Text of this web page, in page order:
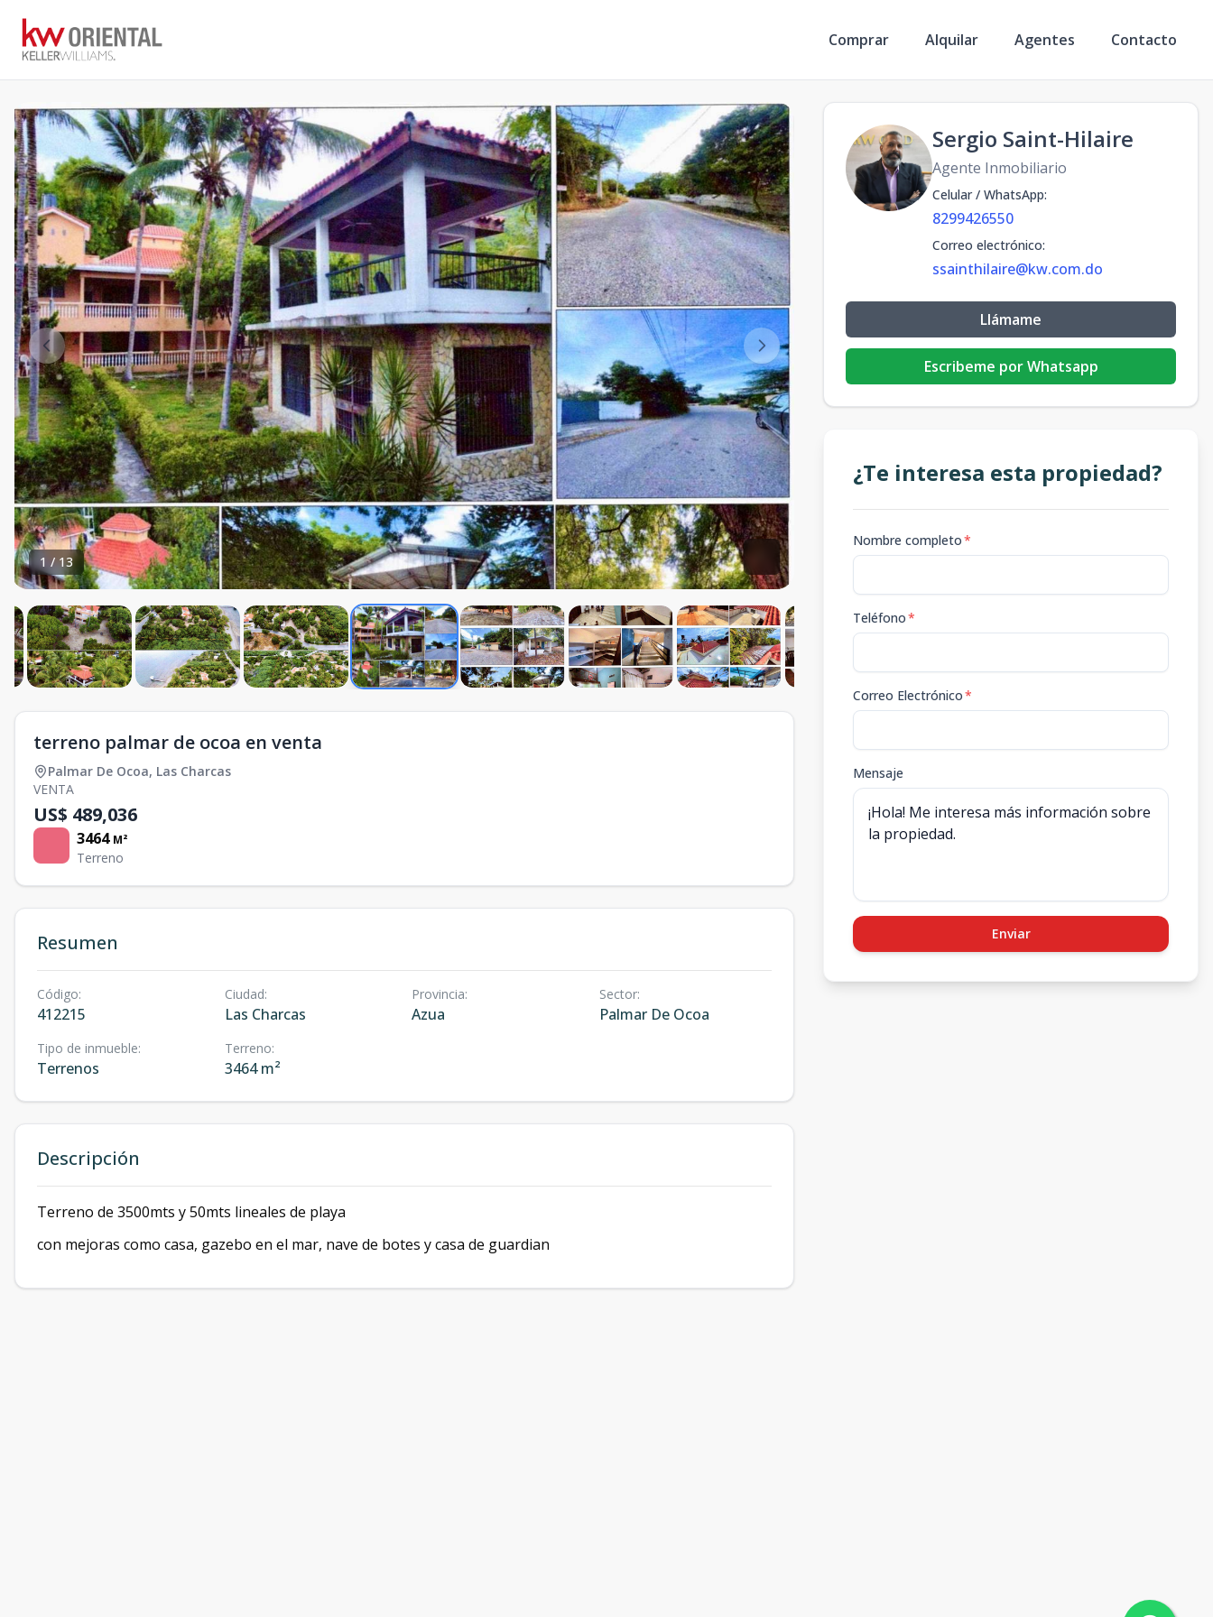
Comprar Alquilar Agentes Contacto
1 /13
terreno palmar de ocoa en venta
Palmar De Ocoa, Las Charcas
VENTA
US$ 489,036
3464 M²
Terreno
Resumen
Código:
412215
Ciudad:
Las Charcas
Provincia:
Azua
Sector:
Palmar De Ocoa
Tipo de inmueble:
Terrenos
Terreno:
3464 m²
Descripción
Terreno de 3500mts y 50mts lineales de playa
con mejoras como casa, gazebo en el mar, nave de botes y casa de guardian
Sergio Saint-Hilaire
Agente Inmobiliario
Celular / WhatsApp:
8299426550
Correo electrónico:
ssainthilaire@kw.com.do
Llámame
Escribeme por Whatsapp
¿Te interesa esta propiedad?
Nombre completo*
Teléfono*
Correo Electrónico*
Mensaje
Enviar